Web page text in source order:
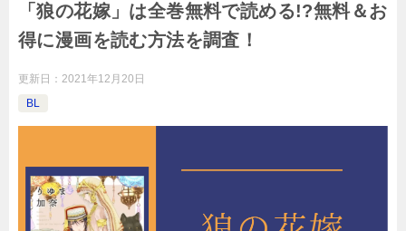
「狼の花嫁」は全巻無料で読める!?無料＆お
得に漫画を読む⽅法を調査！
更新日： 2021年12月20日
BL